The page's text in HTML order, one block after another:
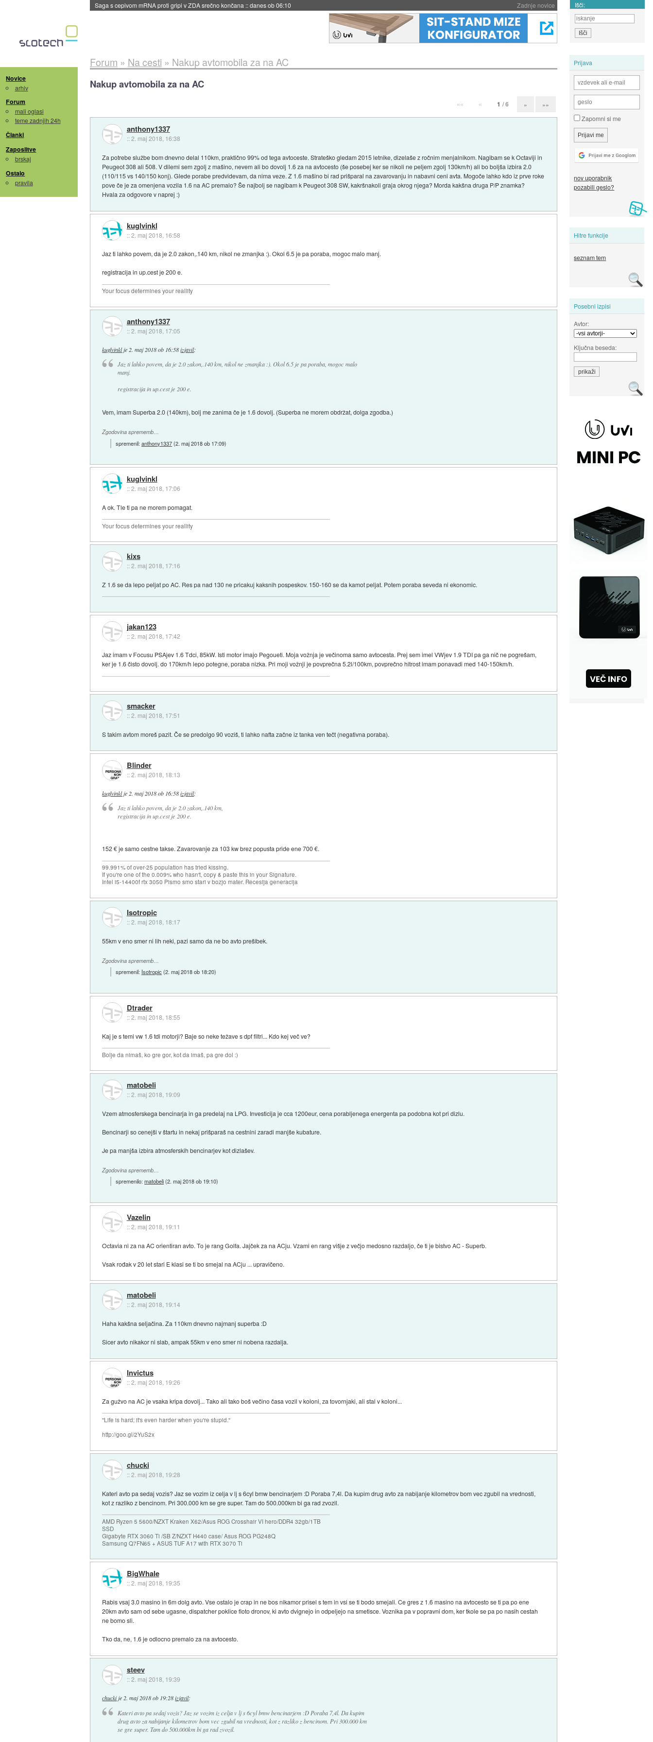
Zadnje novice
BMW v vozilih začel predvajati reklame::danes ob 06:09 Išči:
Novice
arhiv
Forum
mali oglasi
teme zadnjih 24h
Članki
Zaposlitve
brskaj
Ostalo
pravila
Prijava
Zapomni si me
nov uporabnik
pozabili geslo?
Hitre funkcije
seznam tem
Posebni izpisi
Avtor:
Ključna beseda:
Forum » Na cesti » Nakup avtomobila za na AC
Nakup avtomobila za na AC
«« « 1 / 6 » »»
anthony1337
::2. maj 2018, 16:38
Za potrebe službe bom dnevno delal 110km, praktično 99% od tega avtoceste. Strateško gledam 2015 letnike, dizelaše z ročnim menjalnikom. Nagibam se k Octaviji in
Peugeot 308 ali 508. V dilemi sem zgolj z mašino, nevem ali bo dovolj 1.6 za na avtocesto (še posebej ker se nikoli ne peljem zgolj 130km/h) ali bo boljša izbira 2.0
(110/115 vs 140/150 konj). Glede porabe predvidevam, da nima veze. Z 1.6 mašino bi rad prišparal na zavarovanju in nabavni ceni avta. Mogoče lahko kdo iz prve roke
pove če je za omenjena vozila 1.6 na AC premalo? Še najbolj se nagibam k Peugeot 308 SW, kakršnakoli graja okrog njega? Morda kakšna druga P/P znamka?
Hvala za odgovore v naprej :)
kuglvinkl
::2. maj 2018, 16:58
Jaz ti lahko povem, da je 2.0 zakon,.140 km, nikol ne zmanjka :). Okol 6.5 je pa poraba, mogoc malo manj.
registracija in up.cest je 200 e.
Your focus determines your reallity
anthony1337
::2. maj 2018, 17:05
kuglvinklje 2. maj 2018 ob 16:58 izjavil:
Jaz ti lahko povem, da je 2.0 zakon,.140 km, nikol ne zmanjka :). Okol 6.5 je pa poraba, mogoc malo
manj.
registracija in up.cest je 200 e.
Vem, imam Superba 2.0 (140km), bolj me zanima če je 1.6 dovolj. (Superba ne morem obdržat, dolga zgodba.)
Zgodovina sprememb…
spremenil:anthony1337(2. maj 2018 ob 17:09)
kuglvinkl
::2. maj 2018, 17:06
A ok. Tle ti pa ne morem pomagat.
Your focus determines your reallity
kixs
::2. maj 2018, 17:16
Z 1.6 se da lepo peljat po AC. Res pa nad 130 ne pricakuj kaksnih pospeskov. 150-160 se da kamot peljat. Potem poraba seveda ni ekonomic.
jakan123
::2. maj 2018, 17:42
Jaz imam v Focusu PSAjev 1.6 Tdci, 85kW. Isti motor imajo Pegoueti. Moja vožnja je večinoma samo avtocesta. Prej sem imel VWjev 1.9 TDI pa ga nič ne pogrešam,
ker je 1.6 čisto dovolj. do 170km/h lepo potegne, poraba nizka. Pri moji vožnji je povprečna 5.2l/100km, povprečno hitrost imam ponavadi med 140-150km/h.
smacker
::2. maj 2018, 17:51
S takim avtom moreš pazit. Če se predolgo 90 voziš, ti lahko nafta začne iz tanka ven tečt (negativna poraba).
Blinder
::2. maj 2018, 18:13
kuglvinklje 2. maj 2018 ob 16:58 izjavil:
Jaz ti lahko povem, da je 2.0 zakon,.140 km,
registracija in up.cest je 200 e.
152 € je samo cestne takse. Zavarovanje za 103 kw brez popusta pride ene 700 €.
99.991% of over-25 population has tried kissing.
If you're one of the 0.009% who hasn't, copy & paste this in your Signature.
Intel i5-14400f rtx 3050 Pismo smo stari v bozjo mater. Recesija generacija
Isotropic
::2. maj 2018, 18:17
55km v eno smer ni lih neki, pazi samo da ne bo avto prešibek.
Zgodovina sprememb…
spremenil: Isotropic (2. maj 2018 ob 18:20)
Dtrader
::2. maj 2018, 18:55
Kaj je s temi vw 1.6 tdi motorji? Baje so neke težave s dpf filtri... Kdo kej več ve?
Bolje da nimaš, ko gre gor, kot da imaš, pa gre dol :)
matobeli
::2. maj 2018, 19:09
Vzem atmosferskega bencinarja in ga predelaj na LPG. Investicija je cca 1200eur, cena porabljenega energenta pa podobna kot pri dizlu.
Bencinarji so cenejši v štartu in nekaj prišparaš na cestnini zaradi manjše kubature.
Je pa manjša izbira atmosferskih bencinarjev kot dizlašev.
Zgodovina sprememb…
spremenilo:matobeli(2. maj 2018 ob 19:10)
Vazelin
::2. maj 2018, 19:11
Octavia ni za na AC orientiran avto. To je rang Golfa. Jajček za na ACju. Vzami en rang višje z večjo medosno razdaljo, če ti je bistvo AC - Superb.
Vsak rođak v 20 let stari E klasi se ti bo smejal na ACju ... upravičeno.
matobeli
::2. maj 2018, 19:14
Haha kakšna seljačina. Za 110km dnevno najmanj superba :D
Sicer avto nikakor ni slab, ampak 55km v eno smer ni nobena razdalja.
Invictus
::2. maj 2018, 19:26
Za gužvo na AC je vsaka kripa dovolj... Tako ali tako boš večino časa vozil v koloni, za tovornjaki, ali stal v koloni...
"Life is hard; it's even harder when you're stupid."
http://goo.gl/2YuS2x
chucki
::2. maj 2018, 19:28
Kateri avto pa sedaj vozis? Jaz se vozim iz celja v lj s 6cyl bmw bencinarjem :D Poraba 7,4l. Da kupim drug avto za nabijanje kilometrov bom vec zgubil na vrednosti,
kot z razliko z bencinom. Pri 300.000 km se gre super. Tam do 500.000km bi ga rad zvozil.
AMD Ryzen 5 5600/NZXT Kraken X62/Asus ROG Crosshair VI hero/DDR4 32gb/1TB
SSD
Gigabyte RTX 3060 Ti /SB Z/NZXT H440 case/ Asus ROG PG248Q
Samsung Q7FN65 + ASUS TUF A17 with RTX 3070 Ti
BigWhale
::2. maj 2018, 19:35
Rabis vsaj 3.0 masino in 6m dolg avto. Vse ostalo je crap in ne bos nikamor prisel s tem in vsi se ti bodo smejali. Ce gres z 1.6 masino na avtocesto se ti pa po ene
20km avto sam od sebe ugasne, dispatcher poklice floto dronov, ki avto dvignejo in odpeljejo na smetisce. Voznika pa v popravni dom, ker tkole se pa po nasih cestah
ne bomo sli.
Tko da, ne, 1.6 je odlocno premalo za na avtocesto.
steev
::2. maj 2018, 19:39
chuckije 2. maj 2018 ob 19:28 izjavil:
Kateri avto pa sedaj vozis? Jaz se vozim iz celja v lj s 6cyl bmw bencinarjem :D Poraba 7,4l. Da kupim
drug avto za nabijanje kilometrov bom vec zgubil na vrednosti, kot z razliko z bencinom. Pri 300.000 km
se gre super. Tam do 500.000km bi ga rad zvozil.